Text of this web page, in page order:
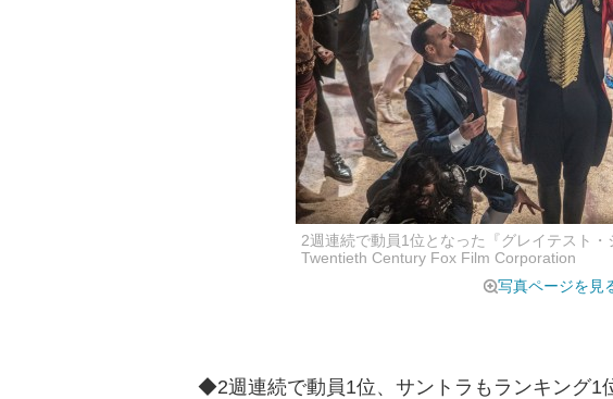
2週連続で動員1位となった『グレイテスト
Twentieth Century Fox Film Corporation
写真ページを見
◆2週連続で動員1位、サントラもランキング1